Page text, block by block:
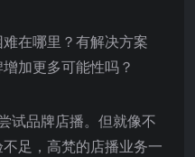
在哪里？有解决方案
加更多可能性吗？
试品牌店播。但就像不
足，高梵的店播业务一